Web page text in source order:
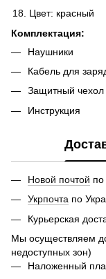
Цвет: красный
Комплектация:
Наушники
Кабель для
Защитный чехол
Инструкция
Новой почтой
Укрпочта по
Курьерская
Мы осуществляем
недоступных зон)
Наложенный